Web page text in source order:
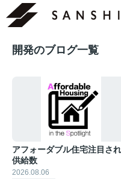
開発のブログ一覧
アフォーダブル住宅注目さ
供給数
2026.08.06